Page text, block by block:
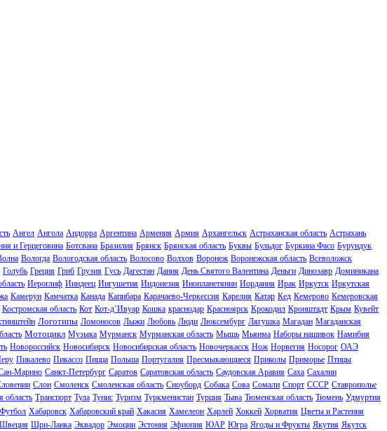
Ангел Ангола Андорра Аргентина Армения Армия Архангельск Астраханская область Астрахань
и Герцеговина Ботсвана Бразилия Брянск Брянская область Буквы Бульдог Буркина Фасо Бурундук
Вологда Вологодская область Волосово Волхов Воронеж Воронежская область Всеволожск
Голубь Греция Гриб Грузия Гусь Дагестан Дания День Святого Валентина Деньги Динозавр Доминикана
Иероглиф Ииндеец Ингушетия Индонезия Инопланетянин Иордания Ирак Иркутск Иркутская
Камерун Камчатка Канада Капибара Карачаево-Черкессия Карелия Катар Кед Кемерово Кемеровская
Костромская область Кот Кот-д’Ивуар Кошка краснодар Красноярск Крокодил Кронштадт Крым Кувейт
Логотипы Ломоносов Лыжи Любовь Люди Люксембург Лягушка Магадан Магаданская
Мотоцикл Музыка Мурманск Мурманская область Мышь Мьянма Наборы нашивок Намибия
Новороссийск Новосибирск Новосибирская область Новочеркасск Нож Норвегия Носорог ОАЭ
Пикалево Пикассо Пицца Польша Португалия Пресмыкающиеся Приколы Приморье Птицы
Марино Санкт-Петербург Саратов Саратовская область Саудовская Аравия Саха Сахалин
Слон Смоленск Смоленская область Сноуборд Собака Сова Сомали Спорт СССР Ставрополье
область Транспорт Тула Тунис Туризм Туркменистан Турция Тыва Тюменская область Тюмень Удмуртия
Футбол Хабаровск Хабаровский край Хакасия Хамелеон Харлей Хоккей Хорватия Цветы и Растения
Швеция Шри-Ланка Эквадор Эмоции Эстония Эфиопия ЮАР Югра Ягоды и Фрукты Якутия Якутск